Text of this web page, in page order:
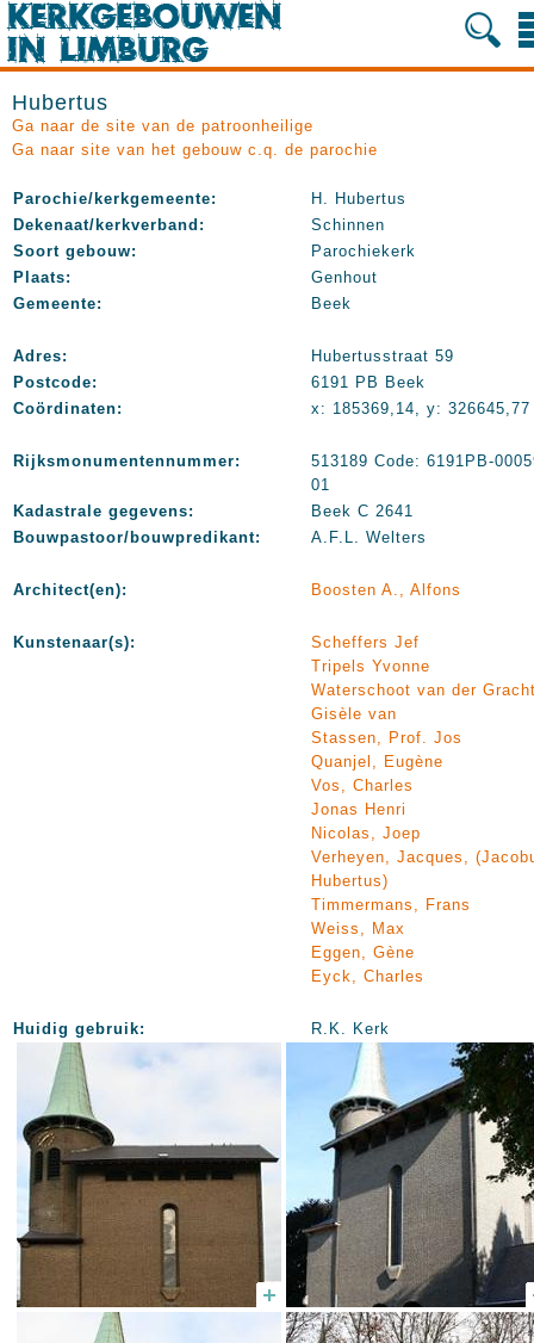
Hubertus
Ga naar de site van de patroonheilige
Ga naar site van het gebouw c.q. de parochie
Parochie/kerkgemeente:
H. Hubertus
Dekenaat/kerkverband:
Schinnen
Soort gebouw:
Parochiekerk
Plaats:
Genhout
Gemeente:
Beek
Adres:
Hubertusstraat 59
Postcode:
6191 PB Beek
Coördinaten:
x: 185369,14, y: 326645,77
Rijksmonumentennummer:
513189 Code: 6191PB-
01
Kadastrale gegevens:
Beek C 2641
Bouwpastoor/bouwpredikant:
A.F.L. Welters
Architect(en): Boosten A., Alfons
Kunstenaar(s):
Scheffers Jef
Tripels Yvonne
Waterschoot van der
Gisèle van
Stassen, Prof. Jos
Quanjel, Eugène
Vos, Charles
Jonas Henri
Nicolas, Joep
Verheyen, Jacques,
Hubertus)
Timmermans, Frans
Weiss, Max
Eggen, Gène
Eyck, Charles
Huidig gebruik: R.K. Kerk